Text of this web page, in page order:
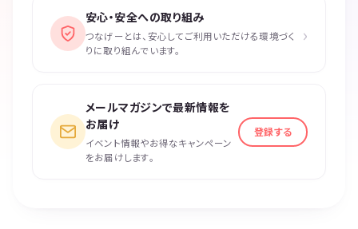
交流会では参加者の皆様に楽しく安全にお過ごしいただくため下記の禁
止事項を設けてます。
参加者の皆様は、参加者間、参加者と当会スタッフ間において、セクハ
きません。
＜中止について＞
地震、台風などの災害や悪天候時には皆様の安全を確保するために当社
の判断により当会は中止されます。中止の場合はご連絡させていただき
安心・安全への取り組み
つなげーとは、安心してご利用いただける環境づく
りに取り組んでいます。
›
メールマガジンで最新情報を
お届け
イベント情報やお得なキャンペーン
をお届けします。
登録する